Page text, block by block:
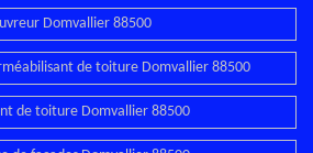
Domvallier 88500
de toiture Domvallier 88500
de toiture Domvallier 88500